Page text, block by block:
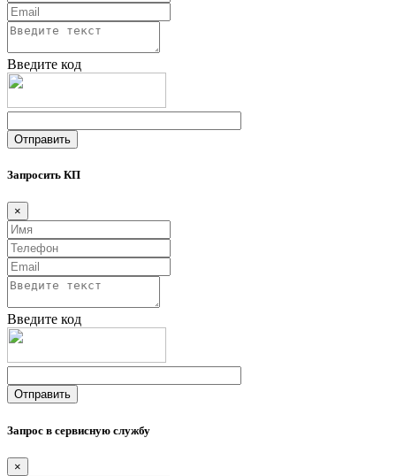
Введите код
Запросить КП
×
Введите код
Запрос в сервисную службу
×